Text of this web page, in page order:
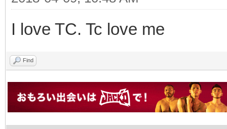
I love TC. Tc love me
Find